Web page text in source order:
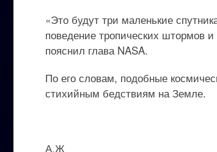
«Это будут три маленькие
поведение тропических штормов
пояснил глава NASA.
По его словам, подобные
стихийным бедствиям на Земле.
А.Ж